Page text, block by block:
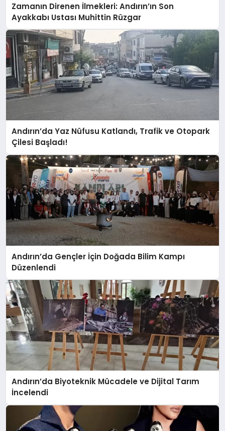
Prof. Dr. Vahit Kirişci ve Protokol
Üyelerinden Andırın’a Kiraz Hasadı
Ziyareti
Andırın Kaymakamı Ömer Bulut,
Muhtarlarla Bir Araya Geldi
Kaldığı Yerden Başladı:
Andırın’da Yaz Spor Okulları Coşkuyla
Devam Ediyor: Gençler Sporda
Buluşuyor
Zamanın Direnen İlmekleri: Andırın’ın Son
Ayakkabı Ustası Muhittin Rüzgar
Andırın’da Yaz Nüfusu Katlandı, Trafik ve Otopark
Çilesi Başladı!
Andırın’da Gençler İçin Doğada Bilim Kampı
Düzenlendi
Andırın’da Biyoteknik Mücadele ve Dijital Tarım
İncelendi